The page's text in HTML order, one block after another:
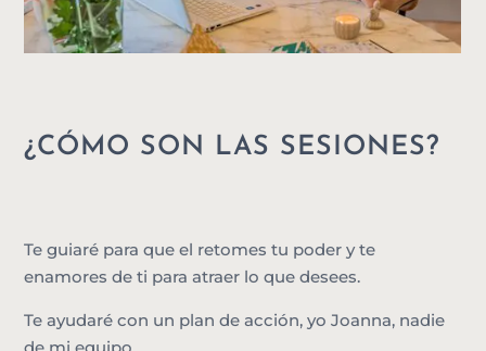
¿CÓMO SON LAS SESIONES?
Te guiaré para que el retomes tu poder y te
enamores de ti para atraer lo que desees.
Te ayudaré con un plan de acción, yo Joanna, nadie